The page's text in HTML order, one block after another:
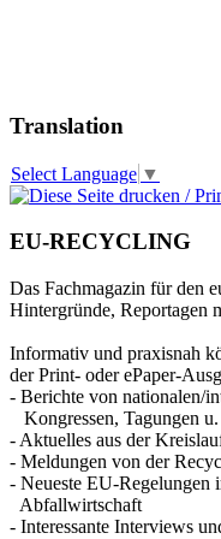
Translation
Select Language ▼
EU-RECYCLING
Das Fachmagazin für den
Hintergründe, Reportagen
Informativ und praxisnah
der Print- oder ePaper-
- Berichte von nationalen/
Kongressen, Tagungen u.
- Aktuelles aus der
- Meldungen von der
- Neueste EU-Regelungen
Abfallwirtschaft
- Interessante Interviews